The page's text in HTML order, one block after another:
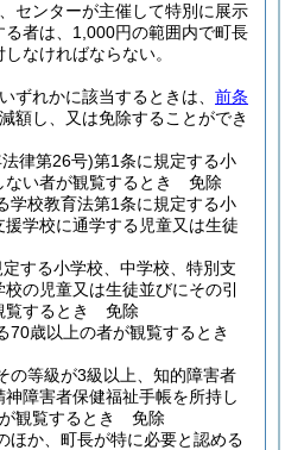
センターが主催して特別に展示
者は、1,000円の範囲内で町長
なければならない。
ずれかに該当するときは、 前条
額し、又は免除することができ
律第26号)第1条に規定する小
ない者が観覧するとき 免除
学校教育法第1条に規定する小
学校に通学する児童又は生徒
する小学校、中学校、特別支
の児童又は生徒並びにその引
覧するとき 免除
70歳以上の者が観覧するとき
の等級が3級以上、知的障害者
障害者保健福祉手帳を所持し
観覧するとき 免除
ほか、町長が特に必要と認める